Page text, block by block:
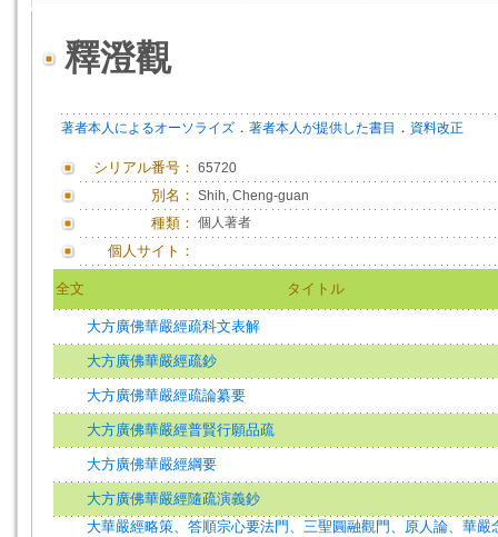
釋澄觀
著者本人によるオーソライズ ． 著者本人が提供した書目 ． 資料改正
シリアル番号： 65720
別名： Shih, Cheng-guan
種類： 個人著者
個人サイト：
全文 タイトル
大方廣佛華嚴經疏科文表解
大方廣佛華嚴經疏鈔
大方廣佛華嚴經疏論纂要
大方廣佛華嚴經普賢行願品疏
大方廣佛華嚴經綱要
大方廣佛華嚴經隨疏演義鈔
大華嚴經略策、答順宗心要法門、三聖圓融觀門、原人論、華嚴